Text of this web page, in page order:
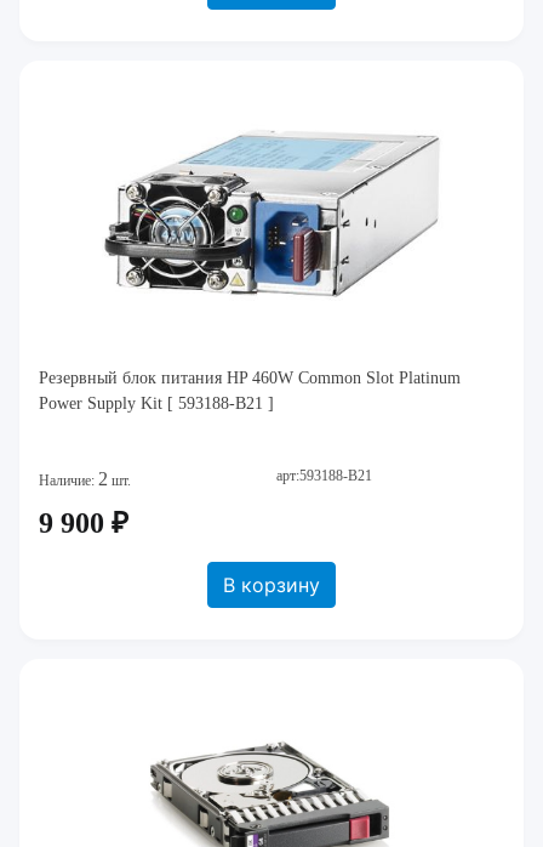
Резервный блок питания HP 460W Common Slot Platinum
Power Supply Kit [ 593188-B21 ]
Наличие: 2 шт. арт:593188-B21
9 900 ₽
В корзину